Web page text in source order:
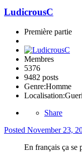
LudicrousC
Première partie
Membres
5376
9482 posts
Genre:Homme
Localisation:
Share
Posted November 23,
En français ça